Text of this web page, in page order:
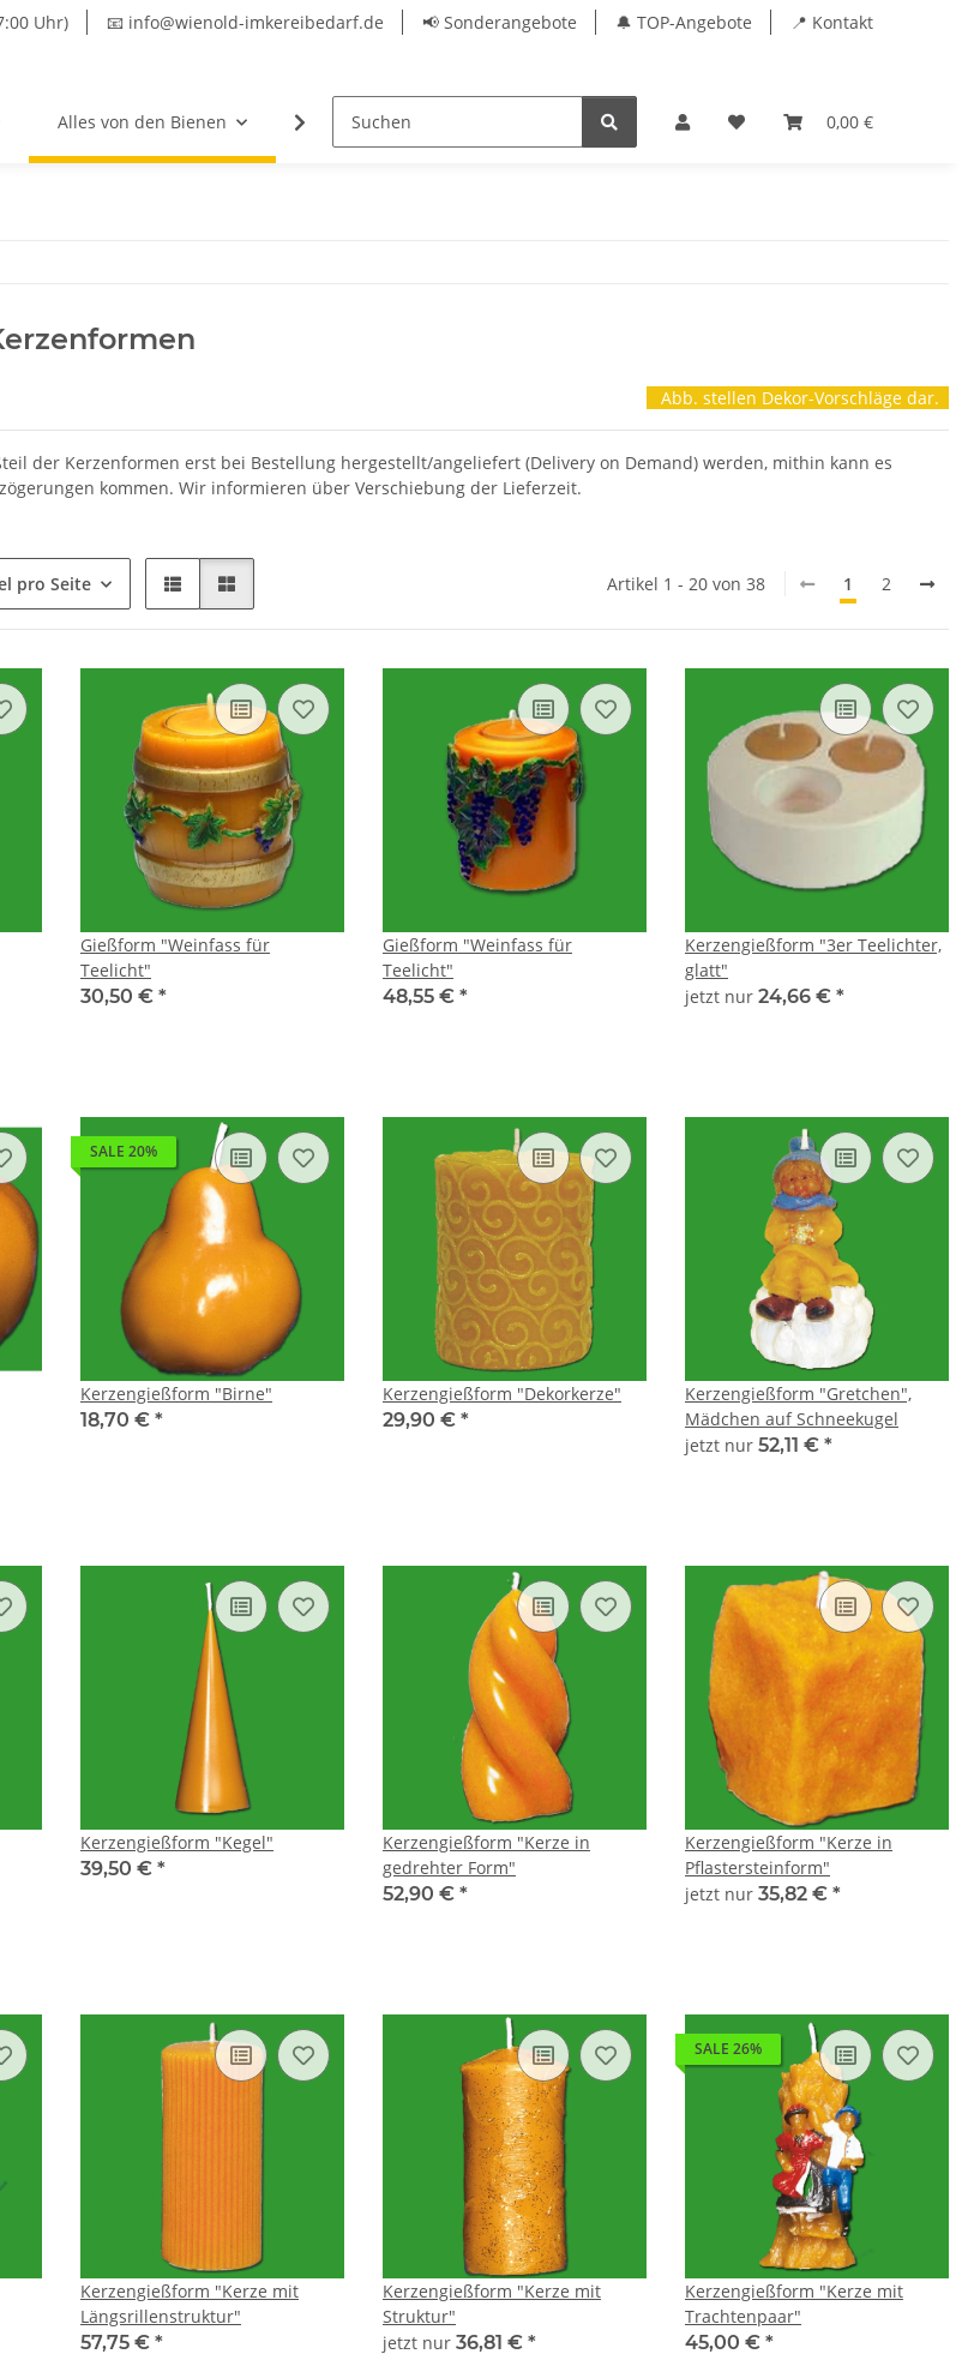
Uhr) 📧 info@wienold-imkereibedarf.de 📢 Sonderangebote 🔔 TOP-Angebote 📍 Kontakt
0,00 €
Alles von den Bienen Hersteller
Abb. stellen Dekor-Vorschläge dar.
der Kerzenformen erst bei Bestellung hergestellt/angeliefert (Delivery on Demand) werden, mithin kann es
kommen. Wir informieren über Verschiebung der Lieferzeit.
pro Seite Artikel 1 - 20 von 38 1 2
Gießform "Weinfass für
Teelicht"
30,50 € *
Gießform "Weinfass für
Teelicht"
48,55 € *
Kerzengießform "3er Teelichter,
glatt"
jetzt nur 24,66 € *
SALE 20%
Kerzengießform "Birne"
18,70 € *
Kerzengießform "Dekorkerze"
29,90 € *
Kerzengießform "Gretchen",
Mädchen auf Schneekugel
jetzt nur 52,11 € *
Kerzengießform "Kegel"
39,50 € *
Kerzengießform "Kerze in
gedrehter Form"
52,90 € *
Kerzengießform "Kerze in
Pflastersteinform"
jetzt nur 35,82 € *
Kerzengießform "Kerze mit
Längsrillenstruktur"
57,75 € *
Kerzengießform "Kerze mit
Struktur"
jetzt nur 36,81 € *
SALE 26%
Kerzengießform "Kerze mit
Trachtenpaar"
45,00 € *